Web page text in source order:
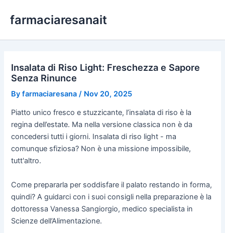
farmaciaresanait
Insalata di Riso Light: Freschezza e Sapore
Senza Rinunce
Byfarmaciaresana / Nov 20, 2025
Piatto unico fresco e stuzzicante, l’insalata di riso è la
regina dell’estate. Ma nella versione classica non è da
concedersi tutti i giorni. Insalata di riso light - ma
comunque sfiziosa? Non è una missione impossibile,
tutt'altro.
Come prepararla per soddisfare il palato restando in forma,
quindi? A guidarci con i suoi consigli nella preparazione è la
dottoressa Vanessa Sangiorgio, medico specialista in
Scienze dell’Alimentazione.